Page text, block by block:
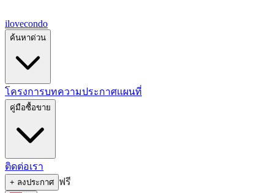
ilovecondo
ค้นหาด่วน
โครงการบทความประกาศแผนที่
คู่มือซื้อขาย
ติดต่อเรา
+ ลงประกาศ ฟรี